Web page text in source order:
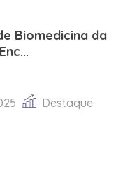
Biomedicina da
Destaque